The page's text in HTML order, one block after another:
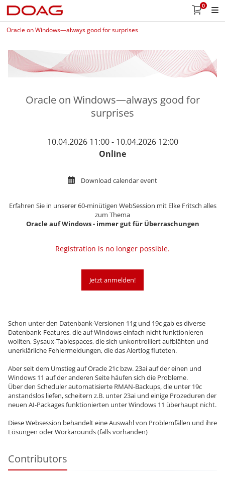
0
Oracle on Windows—always good for surprises
Oracle on Windows—always good for
surprises
10.04.2026 11:00 - 10.04.2026 12:00
Online
Download calendar event
Erfahren Sie in unserer 60-minütigen WebSession mit Elke Fritsch alles
zum Thema
Oracle auf Windows - immer gut für Überraschungen
Registration is no longer possible.
Jetzt anmelden!
Schon unter den Datenbank-Versionen 11g und 19c gab es diverse
Datenbank-Features, die auf Windows einfach nicht funktionieren
wollten, Sysaux-Tablespaces, die sich unkontrolliert aufblähten und
unerklärliche Fehlermeldungen, die das Alertlog fluteten.
Aber seit dem Umstieg auf Oracle 21c bzw. 23ai auf der einen und
Windows 11 auf der anderen Seite häufen sich die Probleme.
Über den Scheduler automatisierte RMAN-Backups, die unter 19c
anstandslos liefen, scheitern z.B. unter 23ai und einige Prozeduren der
neuen AI-Packages funktionierten unter Windows 11 überhaupt nicht.
Diese Websession behandelt eine Auswahl von Problemfällen und ihre
Lösungen oder Workarounds (falls vorhanden)
Contributors